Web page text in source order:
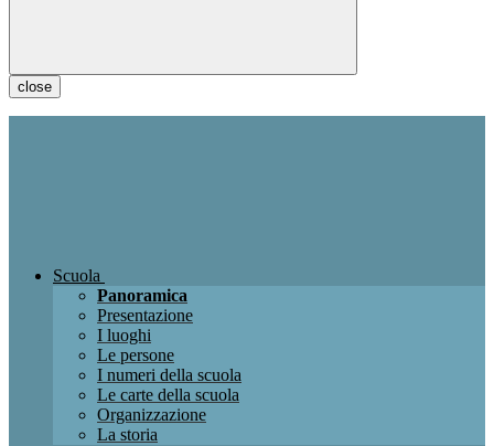
close
Scuola
Panoramica
Presentazione
I luoghi
Le persone
I numeri della scuola
Le carte della scuola
Organizzazione
La storia